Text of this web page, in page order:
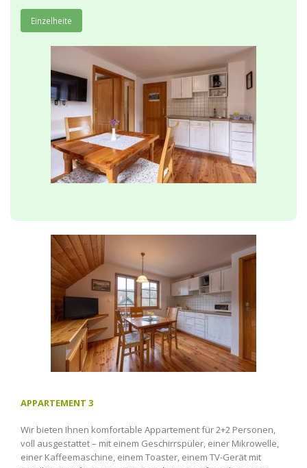
Einzelheite
APPARTEMENT 3
Wir bieten Ihnen komfortable Appartement für 2+2 Personen,
voll ausgestattet – mit einem Geschirrspüler, einer Mikrowelle,
einer Kaffeemaschine, einem Toaster, einem TV-Gerät mit